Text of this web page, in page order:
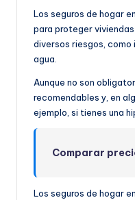
Los seguros de hogar
para proteger
diversos riesgos, como
agua.
Aunque no son
recomendables y, en
ejemplo, si tienes una
Comparar
Los seguros de hogar